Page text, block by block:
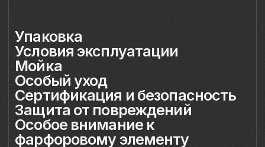
Условия эксплуатации
Бокал предназначен исключительно
для подачи напитков. Бокал
не предназначен для работы
в микроволновой печи.
Мойка
Допускается автоматическая мойка
в посудомоечной машине при
температуре не выше 45 °C. Ручная
мойка не рекомендуется, особенно
с воздействием на фарфоровый декор.